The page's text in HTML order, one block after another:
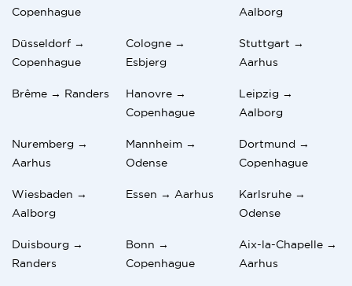
Copenhague
Aalborg
Düsseldorf →
Copenhague
Cologne →
Esbjerg
Stuttgart →
Aarhus
Brême → Randers
Hanovre →
Copenhague
Leipzig →
Aalborg
Nuremberg →
Aarhus
Mannheim →
Odense
Dortmund →
Copenhague
Wiesbaden →
Aalborg
Essen → Aarhus
Karlsruhe →
Odense
Duisbourg →
Randers
Bonn →
Copenhague
Aix-la-Chapelle →
Aarhus